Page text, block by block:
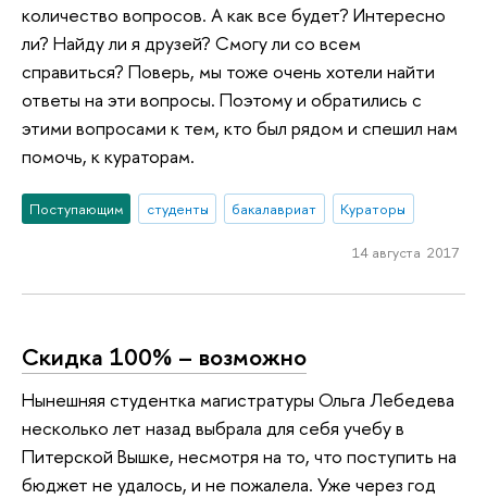
количество вопросов. А как все будет? Интересно
ли? Найду ли я друзей? Смогу ли со всем
справиться? Поверь, мы тоже очень хотели найти
ответы на эти вопросы. Поэтому и обратились с
этими вопросами к тем, кто был рядом и спешил нам
помочь, к кураторам.
Поступающим студенты бакалавриат Кураторы
14 августа 2017
Скидка 100% – возможно
Нынешняя студентка магистратуры Ольга Лебедева
несколько лет назад выбрала для себя учебу в
Питерской Вышке, несмотря на то, что поступить на
бюджет не удалось, и не пожалела. Уже через год